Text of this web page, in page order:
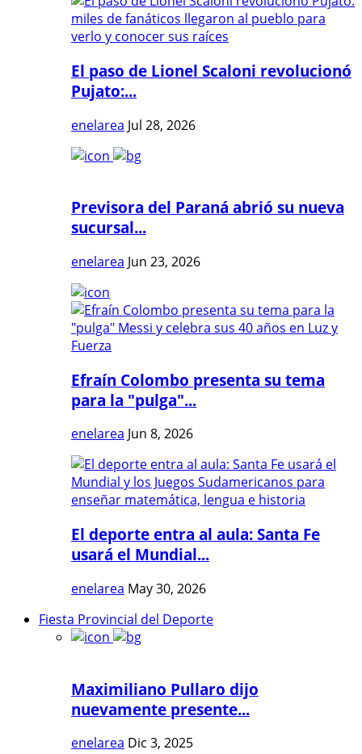
El paso de Lionel Scaloni revolucionó
Pujato:...
enelarea Jul 28, 2026
Previsora del Paraná abrió su nueva
sucursal...
enelarea Jun 23, 2026
Efraín Colombo presenta su tema
para la "pulga"...
enelarea Jun 8, 2026
El deporte entra al aula: Santa Fe
usará el Mundial...
enelarea May 30, 2026
Fiesta Provincial del Deporte
Maximiliano Pullaro dijo
nuevamente presente...
enelarea Dic 3, 2025